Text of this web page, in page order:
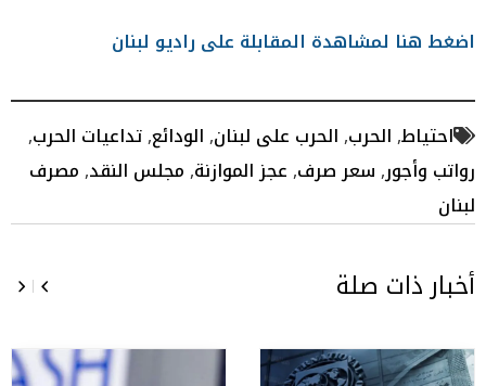
اضغط هنا لمشاهدة المقابلة على راديو لبنان
احتياط,الحرب,الحرب على لبنان,الودائع,تداعيات الحرب,
رواتب وأجور,سعر صرف,عجز الموازنة,مجلس النقد,مصرف
لبنان
أخبار ذات صلة